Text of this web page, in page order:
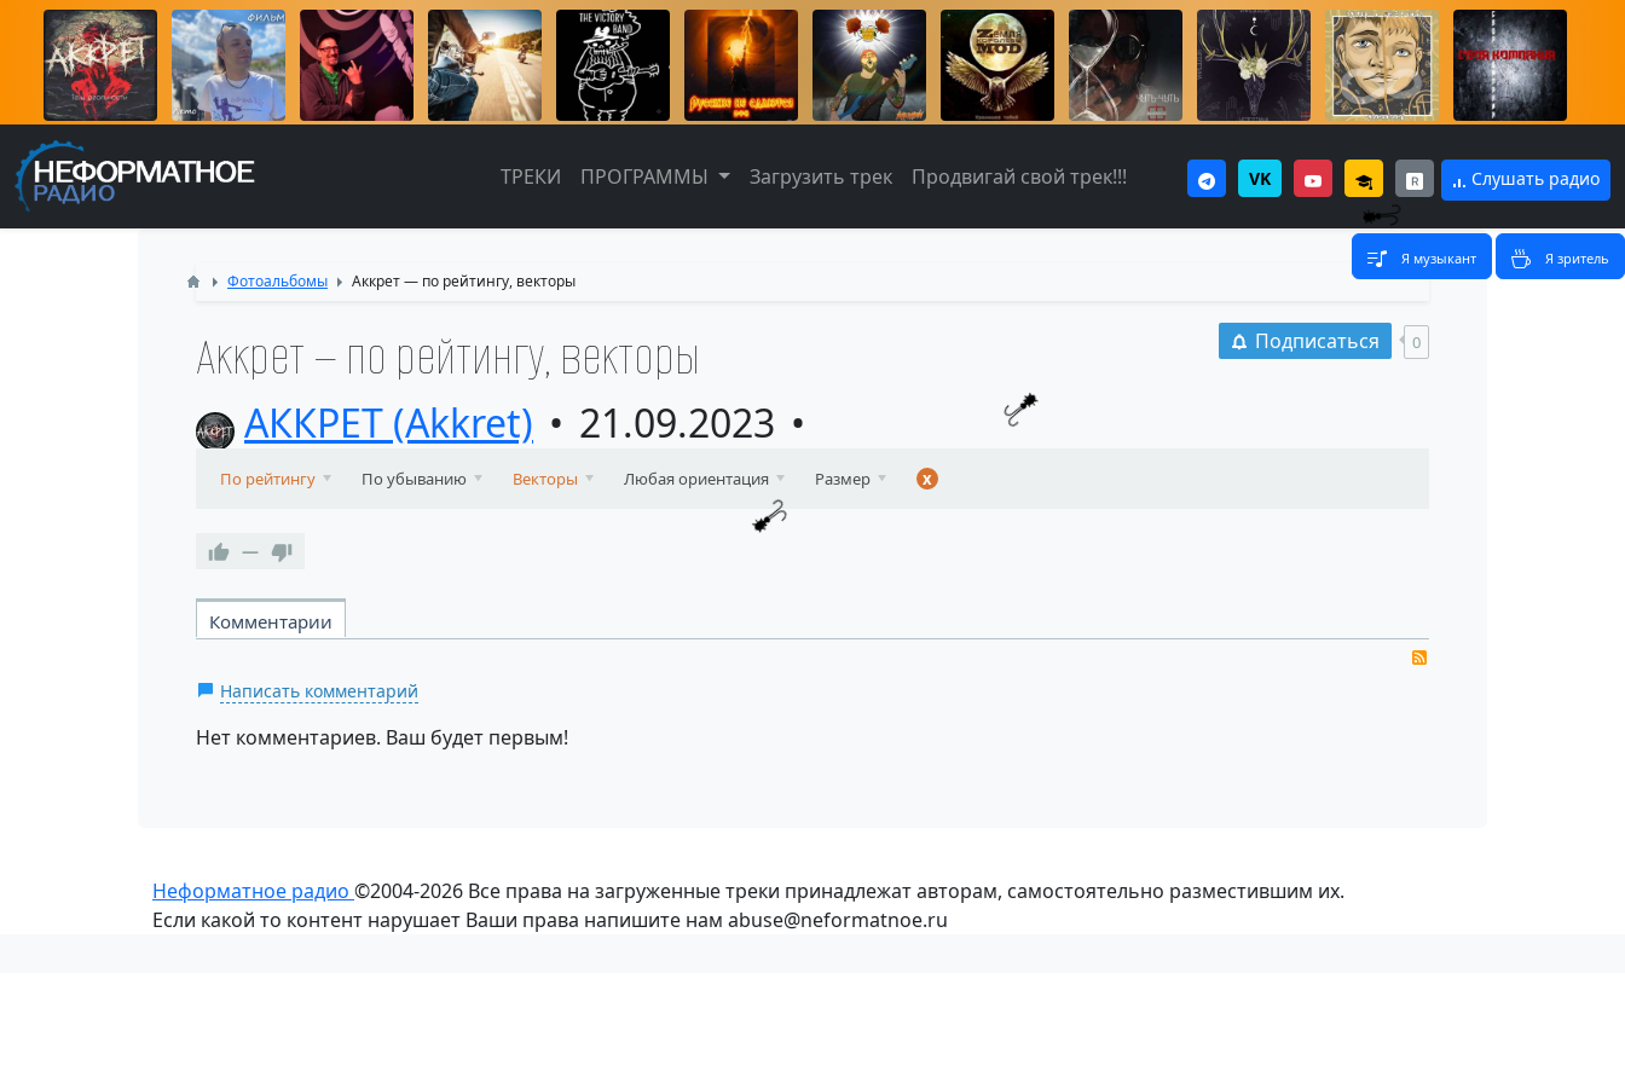
ТРЕКИ ПРОГРАММЫ Загрузить трек Продвигай свой трек!!! VK Слушать радио
Я музыкант Я зритель
Фотоальбомы Аккрет — по рейтингу, векторы
Подписаться 0
Аккрет — по рейтингу, векторы
АККРЕТ (Akkret) 21.09.2023
По рейтингу По убыванию Векторы Любая ориентация Размер x
—
Комментарии
Написать комментарий
Нет комментариев. Ваш будет первым!
Неформатное радио ©2004-2026 Все права на загруженные треки принадлежат авторам, самостоятельно разместившим их.
Если какой то контент нарушает Ваши права напишите нам abuse@neformatnoe.ru